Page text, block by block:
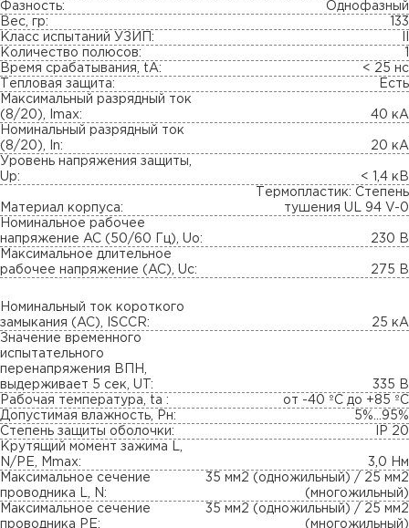
Фазность:
Однофазный
Вес, гр:
133
Класс испытаний УЗИП:
Количество полюсов:
Время срабатывания, tA:
< 25 нс
Тепловая защита:
Есть
Максимальный разрядный ток
(8/20), Imax:
40 кА
Номинальный разрядный ток
(8/20), In:
20 кА
Уровень напряжения защиты,
Up:
< 1,4 кВ
Материал корпуса:
Термопластик: Степень
тушения UL 94 V-0
Номинальное рабочее
напряжение AC (50/60 Гц), Uo:
230 В
Максимальное длительное
рабочее напряжение (AC), Uc:
275 В
Номинальный ток короткого
замыкания (AC), ISCCR:
25 кА
Значение временного
испытательного
перенапряжения ВПН,
выдерживает 5 сек, UT:
335 В
Рабочая температура, ta :
от -40 ºC до +85 ºC
Допустимая влажность, Pн:
5%...95%
Степень защиты оболочки:
IP 20
Крутящий момент зажима L,
N/PE, Mmax:
3,0 Нм
Максимальное сечение
проводника L, N:
35 мм2 (одножильный) / 25 мм2
(многожильный)
Максимальное сечение
проводника PE:
35 мм2 (одножильный) / 25 мм2
(многожильный)